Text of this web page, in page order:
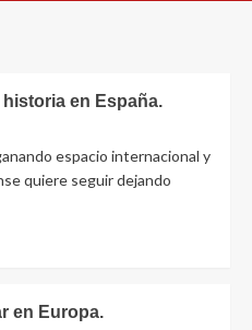
en España.
espacio internacional y
quiere seguir dejando
en Europa.